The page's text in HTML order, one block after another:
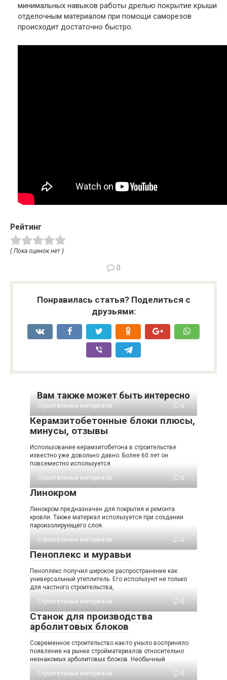
минимальных навыков работы дрелью покрытие крыши
отделочным материалом при помощи саморезов
происходит достаточно быстро.
Рейтинг
( Пока оценок нет )
0
Понравилась статья? Поделиться с
друзьями:
Вам также может быть интересно
Строительные материалы 0
Керамзитобетонные блоки плюсы,
минусы, отзывы
Использование керамзитобетона в строительстве
известно уже довольно давно. Более 60 лет он
повсеместно используется
Строительные материалы
0
Линокром
Линокром предназначен для покрытия и ремонта
кровли. Также материал используется при создании
пароизолирующего слоя.
Строительные материалы
0
Пеноплекс и муравьи
Пеноплекс получил широкое распространение как
универсальный утеплитель. Его используют не только
для частного строительства,
Строительные материалы
0
Станок для производства
арболитовых блоков
Современное строительство как-то уныло восприняло
появление на рынке стройматериалов относительно
незнакомых арболитовых блоков. Необычный
Строительные материалы
0